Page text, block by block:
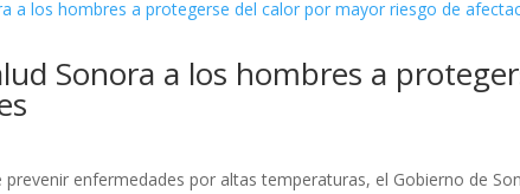
Sonora a los hombres a
enfermedades por altas temperaturas, el Gobierno de